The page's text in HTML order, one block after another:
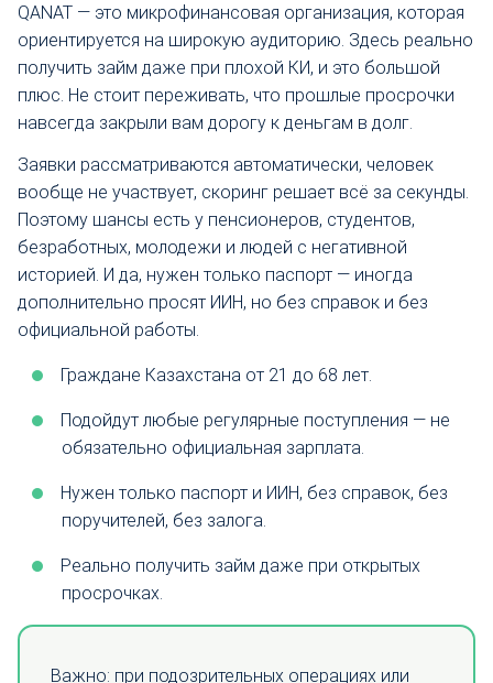
QANAT — это микрофинансовая организация, которая
ориентируется на широкую аудиторию. Здесь реально
получить займ даже при плохой КИ, и это большой
плюс. Не стоит переживать, что прошлые просрочки
навсегда закрыли вам дорогу к деньгам в долг.
Заявки рассматриваются автоматически, человек
вообще не участвует, скоринг решает всё за секунды.
Поэтому шансы есть у пенсионеров, студентов,
безработных, молодежи и людей с негативной
историей. И да, нужен только паспорт — иногда
дополнительно просят ИИН, но без справок и без
официальной работы.
Граждане Казахстана от 21 до 68 лет.
Подойдут любые регулярные поступления — не
обязательно официальная зарплата.
Нужен только паспорт и ИИН, без справок, без
поручителей, без залога.
Реально получить займ даже при открытых
просрочках.
Важно: при подозрительных операциях или